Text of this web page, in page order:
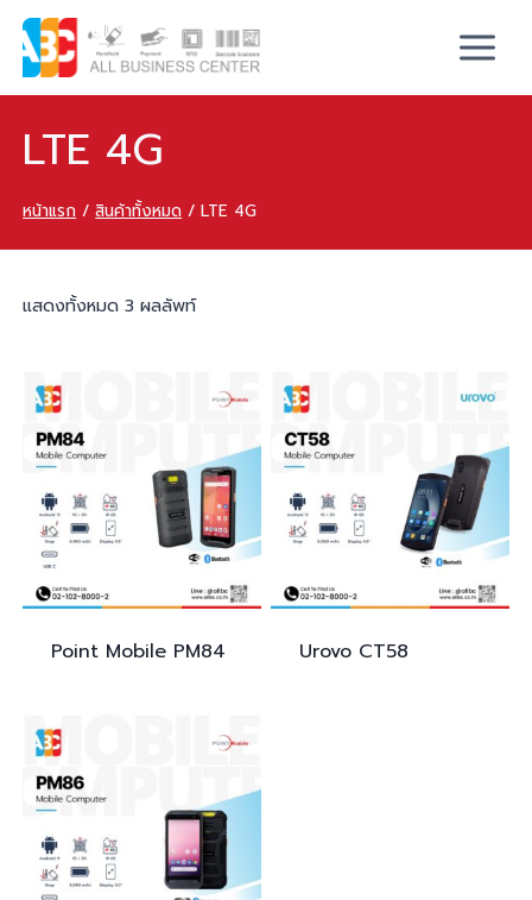
LTE 4G
หน้าแรก / สินค้าทั้งหมด / LTE 4G
แสดงทั้งหมด 3 ผลลัพท์
Point Mobile PM84 Urovo CT58